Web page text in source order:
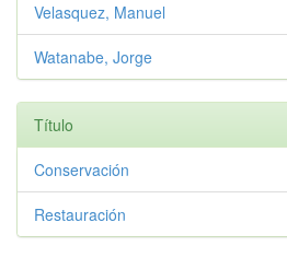
Velasquez, Manuel
Watanabe, Jorge
Título
Conservación
Restauración